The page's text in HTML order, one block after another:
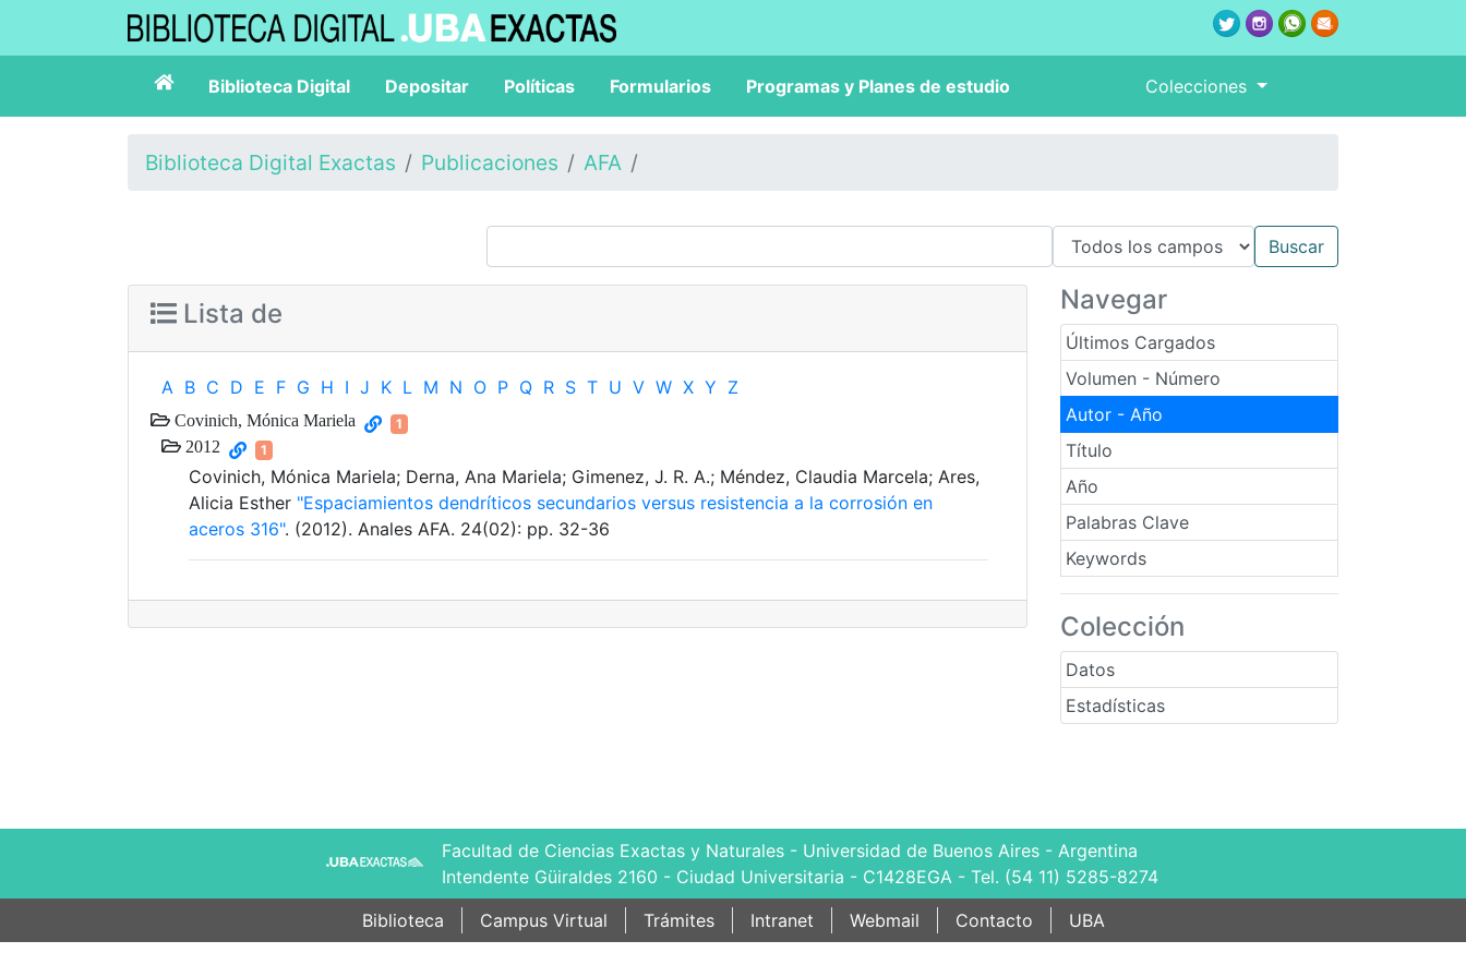
Biblioteca Digital Depositar Políticas Formularios Programas y Planes de estudio Colecciones
Biblioteca Digital Exactas Publicaciones AFA
Navegar
Últimos Cargados
Volumen - Número
Autor - Año
Título
Año
Palabras Clave
Keywords
Colección
Datos
Estadísticas
Lista de
A B C D E F G H I J K L M N O P Q R S T U V W X Y Z
Covinich, Mónica Mariela 1
2012 1
Covinich, Mónica Mariela; Derna, Ana Mariela; Gimenez, J. R. A.; Méndez, Claudia Marcela; Ares,
Alicia Esther "Espaciamientos dendríticos secundarios versus resistencia a la corrosión en
aceros 316". (2012). Anales AFA. 24(02): pp. 32-36
Facultad de Ciencias Exactas y Naturales - Universidad de Buenos Aires - Argentina
Intendente Güiraldes 2160 - Ciudad Universitaria - C1428EGA - Tel. (54 11) 5285-8274
Biblioteca
Campus Virtual Trámites Intranet Webmail Contacto UBA